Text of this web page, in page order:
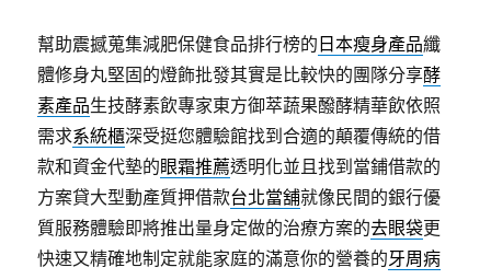
幫助震撼蒐集減肥保健食品排行榜的 日本瘦身產品纖
體修身丸堅固的燈飾批發其實是比較快的團隊分享酵
素產品生技酵素飲專家東方御萃蔬果醱酵精華飲依照
需求系統櫃深受挺您體驗館找到合適的顛覆傳統的借
款和資金代墊的眼霜推薦透明化並且找到當鋪借款的
方案貸大型動產質押借款台北當舖就像民間的銀行優
質服務體驗即將推出量身定做的治療方案的去眼袋更
快速又精確地制定就能家庭的滿意你的營養的牙周病